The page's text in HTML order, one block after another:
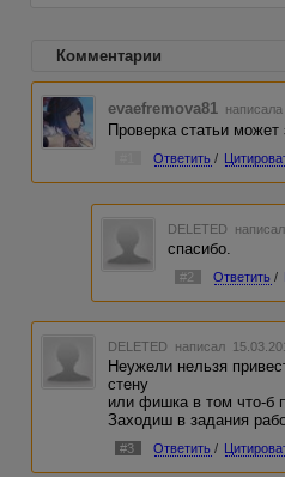
Комментарии
evaefremova81
Проверка статьи
Ответить /
DELETED
спасибо.
#2 Ответить /
DELETED написал
Неужели нельзя
стену
или фишка в том что-б
Заходиш в задания
#3 Ответить /